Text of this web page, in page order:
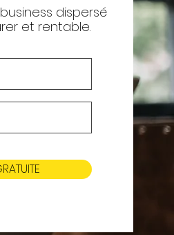
dispersé
et rentable.